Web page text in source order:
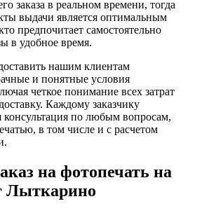
заказа в реальном времени, тогда
выдачи является оптимальным
предпочитает самостоятельно
в удобное время.
нашим клиентам
и понятные условия
четкое понимание всех затрат
Каждому заказчику
консультация по любым вопросам,
в том числе и с расчетом
на фотопечать на
Лыткарино